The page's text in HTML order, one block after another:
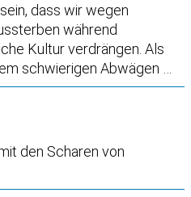
dass wir wegen
während
Kultur verdrängen. Als
schwierigen Abwägen …
den Scharen von